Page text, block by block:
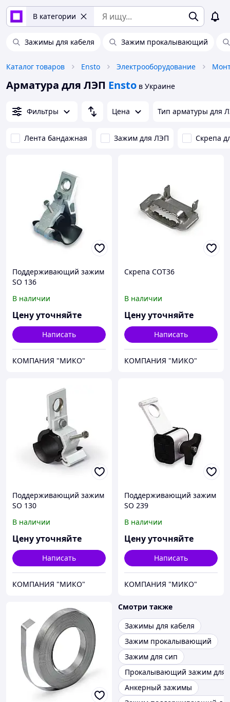
В категории
Зажимы для кабеля Зажим прокалывающий
Каталог товаров Ensto Электрооборудование
Арматура для ЛЭП Ensto в Украине
Фильтры Цена Тип арматуры для
Лента бандажная Зажим для ЛЭП Скрепа
Поддерживающий зажим
SO 136
В наличии
Цену уточняйте
Написать
КОМПАНИЯ "МИКО"
Скрепа COT36
В наличии
Цену уточняйте
Написать
КОМПАНИЯ "МИКО"
Поддерживающий зажим
SO 130
В наличии
Цену уточняйте
Написать
КОМПАНИЯ "МИКО"
Поддерживающий зажим
SO 239
В наличии
Цену уточняйте
Написать
КОМПАНИЯ "МИКО"
Смотри также
Зажимы для кабеля
Зажим прокалывающий
Зажим для сип
Прокалывающий зажим для
Анкерный зажимы